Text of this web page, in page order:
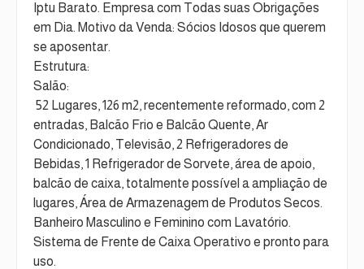
Iptu Barato. Empresa com Todas suas Obrigações
em Dia. Motivo da Venda: Sócios Idosos que querem
se aposentar.
Estrutura:
Salão:
52 Lugares, 126 m2, recentemente reformado, com 2
entradas, Balcão Frio e Balcão Quente, Ar
Condicionado, Televisão, 2 Refrigeradores de
Bebidas, 1 Refrigerador de Sorvete, área de apoio,
balcão de caixa, totalmente possível a ampliação de
lugares, Área de Armazenagem de Produtos Secos.
Banheiro Masculino e Feminino com Lavatório.
Sistema de Frente de Caixa Operativo e pronto para
uso.